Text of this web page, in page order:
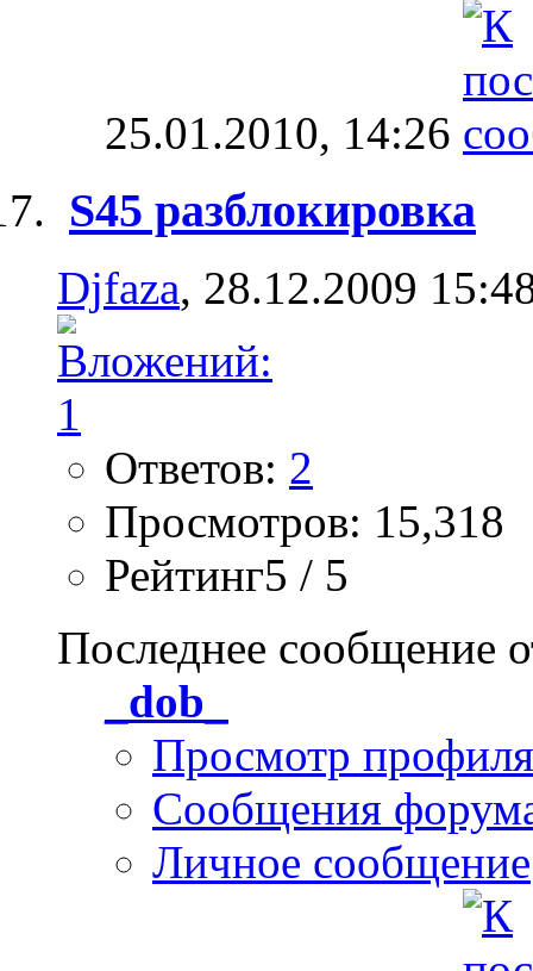
25.01.2010, 14:26
S45 разблокировка
Djfaza, 28.12.2009
Ответов: 2
Просмотров: 15,318
Рейтинг5 / 5
Последнее сообщение
_dob_
Просмотр профиля
Сообщения
Личное сообщение